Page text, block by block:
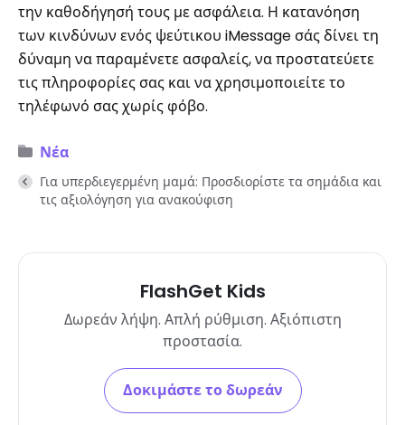
την καθοδήγησή τους με ασφάλεια. Η κατανόηση
των κινδύνων ενός ψεύτικου iMessage σάς δίνει τη
δύναμη να παραμένετε ασφαλείς, να προστατεύετε
τις πληροφορίες σας και να χρησιμοποιείτε το
τηλέφωνό σας χωρίς φόβο.
Νέα
Για υπερδιεγερμένη μαμά: Προσδιορίστε τα σημάδια και
τις αξιολόγηση για ανακούφιση
FlashGet Kids
Δωρεάν λήψη. Απλή ρύθμιση. Αξιόπιστη
προστασία.
Δοκιμάστε το δωρεάν